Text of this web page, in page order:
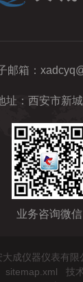
邮箱：
址：西安市新
业务咨询微信
成仪器仪表有
sitemap.xml 技